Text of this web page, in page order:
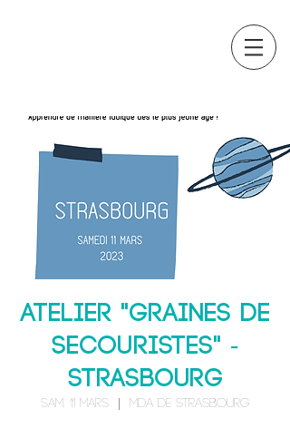
Atelier "Graines de
secouristes" -
STRASBOURG
sam. 11 mars MDA de Strasbourg